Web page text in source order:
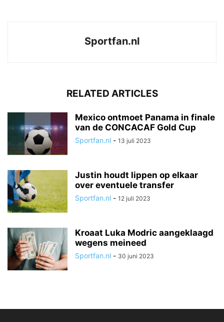
Sportfan.nl
RELATED ARTICLES
Mexico ontmoet Panama in finale
van de CONCACAF Gold Cup
Sportfan.nl - 13 juli 2023
Justin houdt lippen op elkaar
over eventuele transfer
Sportfan.nl - 12 juli 2023
Kroaat Luka Modric aangeklaagd
wegens meineed
Sportfan.nl - 30 juni 2023